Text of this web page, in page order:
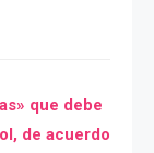
que debe
de acuerdo